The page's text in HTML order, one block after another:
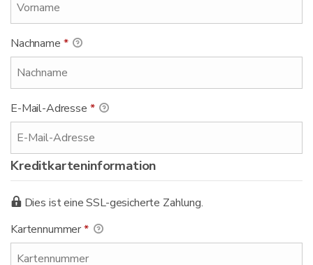
Nachname *
E-Mail-Adresse *
Kreditkarteninformation
Dies ist eine SSL-gesicherte Zahlung.
Kartennummer*